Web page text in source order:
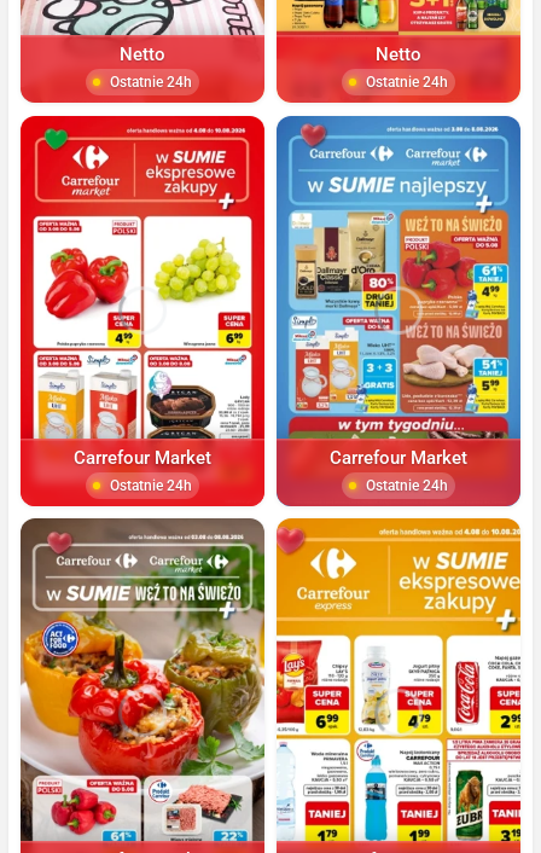
Netto
Ostatnie 24h
Netto
Ostatnie 24h
Carrefour Market
Ostatnie 24h
Carrefour Market
Ostatnie 24h